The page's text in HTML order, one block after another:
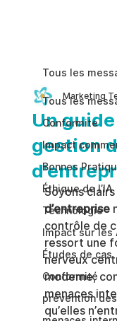
Tous les
Conformite
Impact
Bonnes
Éthique de l’IA
Technologie
Impact sur
Études de cas
Conformité
prévention
Tous les
Un
gestion
Marketing
Soyons clairs
d’entreprise
contrôle de
ressort une
nerveux
moderne,
menaces
qu’elles